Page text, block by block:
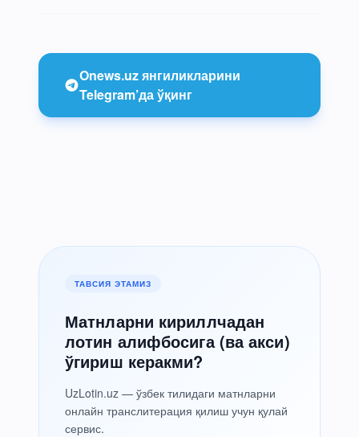
Onews.uz янгиликларини
Telegram’да ўқинг
ТАВСИЯ ЭТАМИЗ
Матнларни кириллчадан
лотин алифбосига (ва акси)
ўгириш керакми?
UzLotin.uz — ўзбек тилидаги матнларни
онлайн транслитерация қилиш учун қулай
сервис.